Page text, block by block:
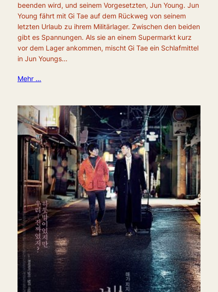
beenden wird, und seinem Vorgesetzten, Jun Young. Jun
Young fährt mit Gi Tae auf dem Rückweg von seinem
letzten Urlaub zu ihrem Militärlager. Zwischen den beiden
gibt es Spannungen. Als sie an einem Supermarkt kurz
vor dem Lager ankommen, mischt Gi Tae ein Schlafmittel
in Jun Youngs…
Mehr …